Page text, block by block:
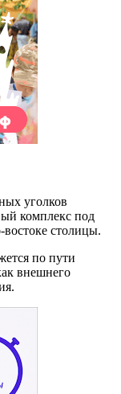
уголков
комплекс под
столицы.
по пути
внешнего